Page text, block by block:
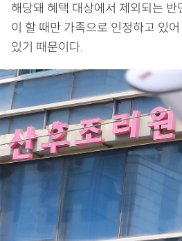
해당돼 혜택 대상에서 제외되는
이 할 때만 가족으로 인정하고 있
있기 때문이다.